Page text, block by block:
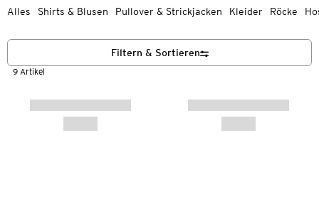
Alles Shirts & Blusen Pullover & Strickjacken Kleider Röcke
9 Artikel
Filtern & Sortieren